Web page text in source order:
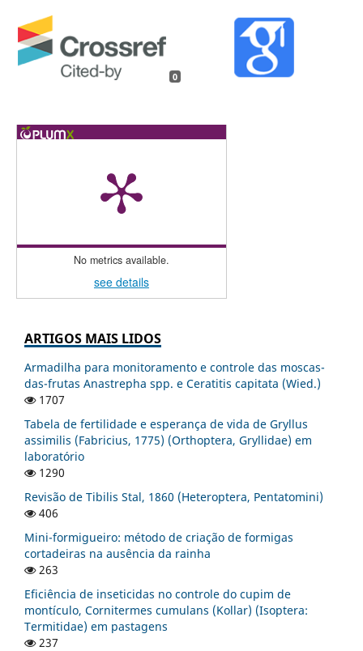
0
No metrics available.
see details
ARTIGOS MAIS LIDOS
Armadilha para monitoramento e controle das moscas-
das-frutas Anastrepha spp. e Ceratitis capitata (Wied.)
1707
Tabela de fertilidade e esperança de vida de Gryllus
assimilis (Fabricius, 1775) (Orthoptera, Gryllidae) em
laboratório
1290
Revisão de Tibilis Stal, 1860 (Heteroptera, Pentatomini)
406
Mini-formigueiro: método de criação de formigas
cortadeiras na ausência da rainha
263
Eficiência de inseticidas no controle do cupim de
montículo, Cornitermes cumulans (Kollar) (Isoptera:
Termitidae) em pastagens
237